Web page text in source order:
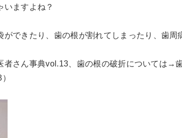
いますよね？
できたり、歯の根が割れてしまったり、歯周
者さん事典vol.13、歯の根の破折については→